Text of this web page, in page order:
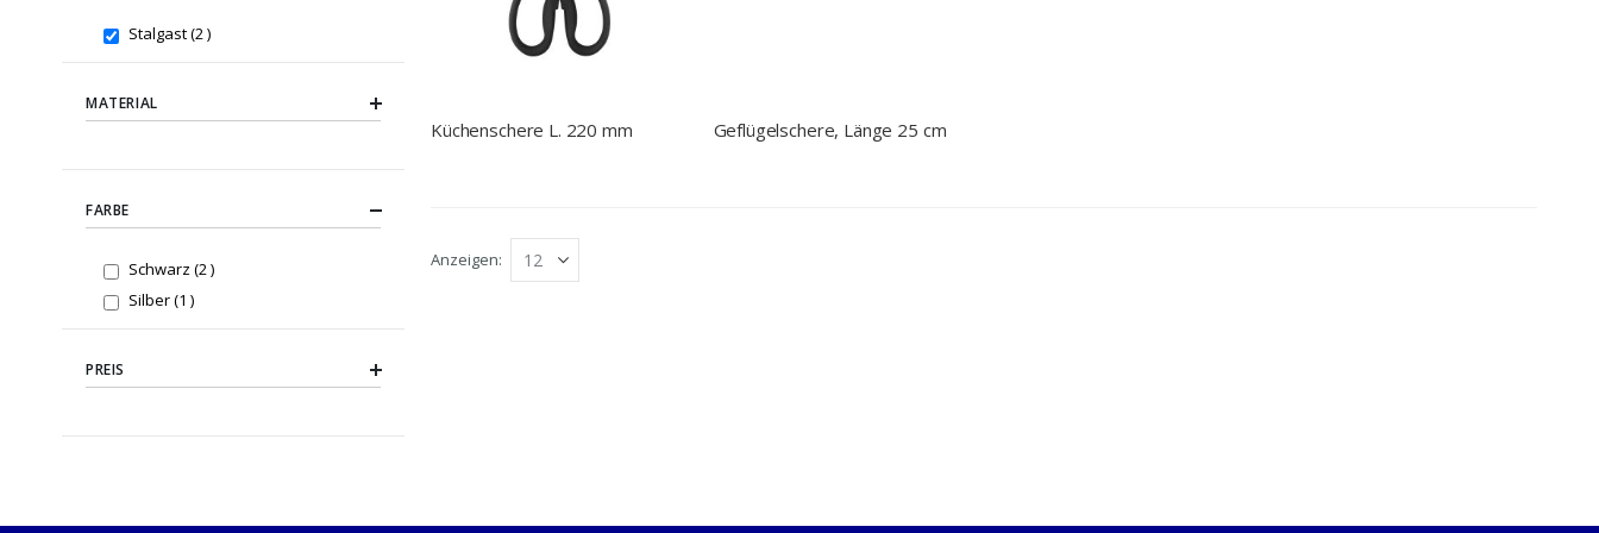
Küchenschere L. 220 mm Geflügelschere, Länge 25 cm
Anzeigen
Stalgast 2items
MATERIAL
FARBE
Schwarz 2items
Silber 1 item
PREIS